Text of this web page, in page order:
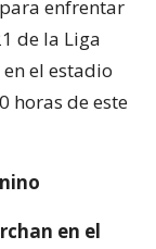
enfrentar
de la Liga
el estadio
horas de este
en el